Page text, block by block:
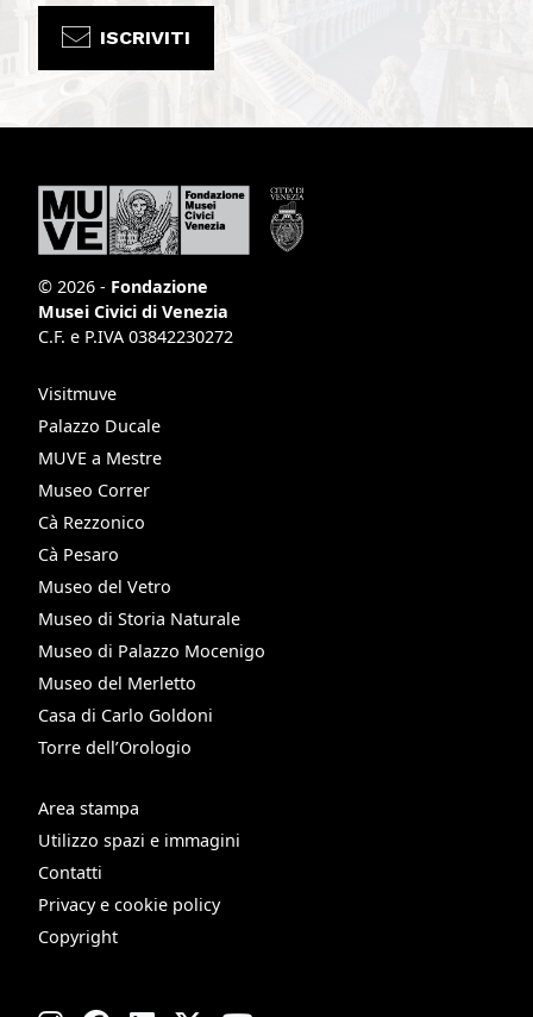
ISCRIVITI
© 2026 - Fondazione
Musei Civici di Venezia
C.F. e P.IVA 03842230272
Visitmuve
Palazzo Ducale
MUVE a Mestre
Museo Correr
Cà Rezzonico
Cà Pesaro
Museo del Vetro
Museo di Storia Naturale
Museo di Palazzo Mocenigo
Museo del Merletto
Casa di Carlo Goldoni
Torre dell’Orologio
Area stampa
Utilizzo spazi e immagini
Contatti
Privacy e cookie policy
Copyright